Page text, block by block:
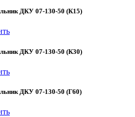
ДКУ 07-130-50 (К15)
ДКУ 07-130-50 (К30)
ДКУ 07-130-50 (Г60)